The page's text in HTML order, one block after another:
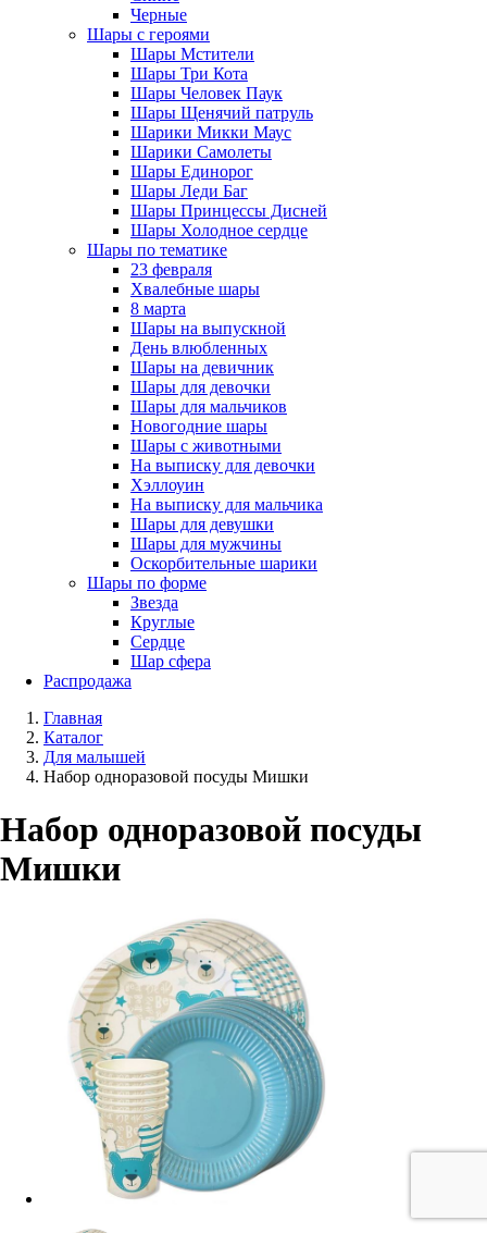
Черные
Шары с героями
Шары Мстители
Шары Три Кота
Шары Человек Паук
Шары Щенячий патруль
Шарики Микки Маус
Шарики Самолеты
Шары Единорог
Шары Леди Баг
Шары Принцессы Дисней
Шары Холодное сердце
Шары по тематике
23 февраля
Хвалебные шары
8 марта
Шары на выпускной
День влюбленных
Шары на девичник
Шары для девочки
Шары для мальчиков
Новогодние шары
Шары с животными
На выписку для девочки
Хэллоуин
На выписку для мальчика
Шары для девушки
Шары для мужчины
Оскорбительные шарики
Шары по форме
Звезда
Круглые
Сердце
Шар сфера
Распродажа
Главная
Каталог
Для малышей
Набор одноразовой посуды Мишки
Набор одноразовой посуды
Мишки